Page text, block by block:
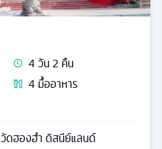
4วัน2 คืน
4 มื้ออาหาร
อ่าวรีพลัสเบย์ เกาะลันเตา วัดฮองฮำ ดิสนีย์แลนด์